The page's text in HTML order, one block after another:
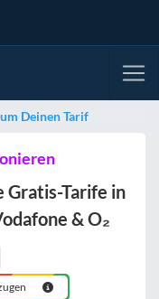
Deinen Tarif
Gratis-Tarife in
& O₂